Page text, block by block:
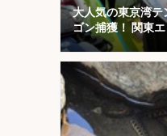
大人気の東京湾テ
ゴン捕獲！ 関東
果7選】